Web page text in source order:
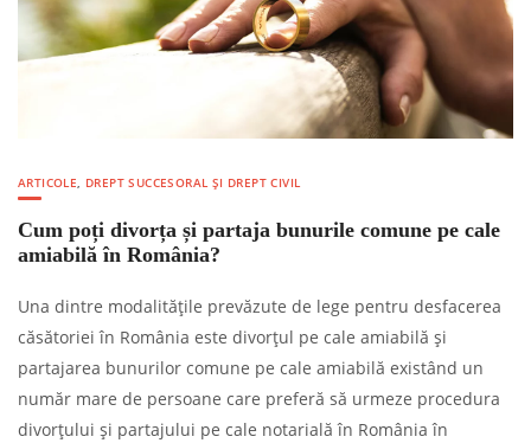
ARTICOLE, DREPT SUCCESORAL ȘI DREPT CIVIL
Cum poți divorța și partaja bunurile comune pe cale
amiabilă în România?
Una dintre modalitățile prevăzute de lege pentru desfacerea
căsătoriei în România este divorțul pe cale amiabilă și
partajarea bunurilor comune pe cale amiabilă existând un
număr mare de persoane care preferă să urmeze procedura
divorțului și partajului pe cale notarială în România în